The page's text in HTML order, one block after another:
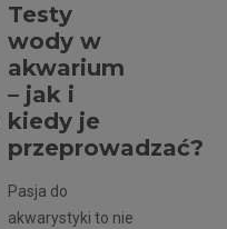
Testy
wody w
akwarium
– jak i
kiedy je
przeprowadzać?
Pasja do
akwarystyki to nie